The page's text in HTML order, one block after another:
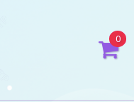
0